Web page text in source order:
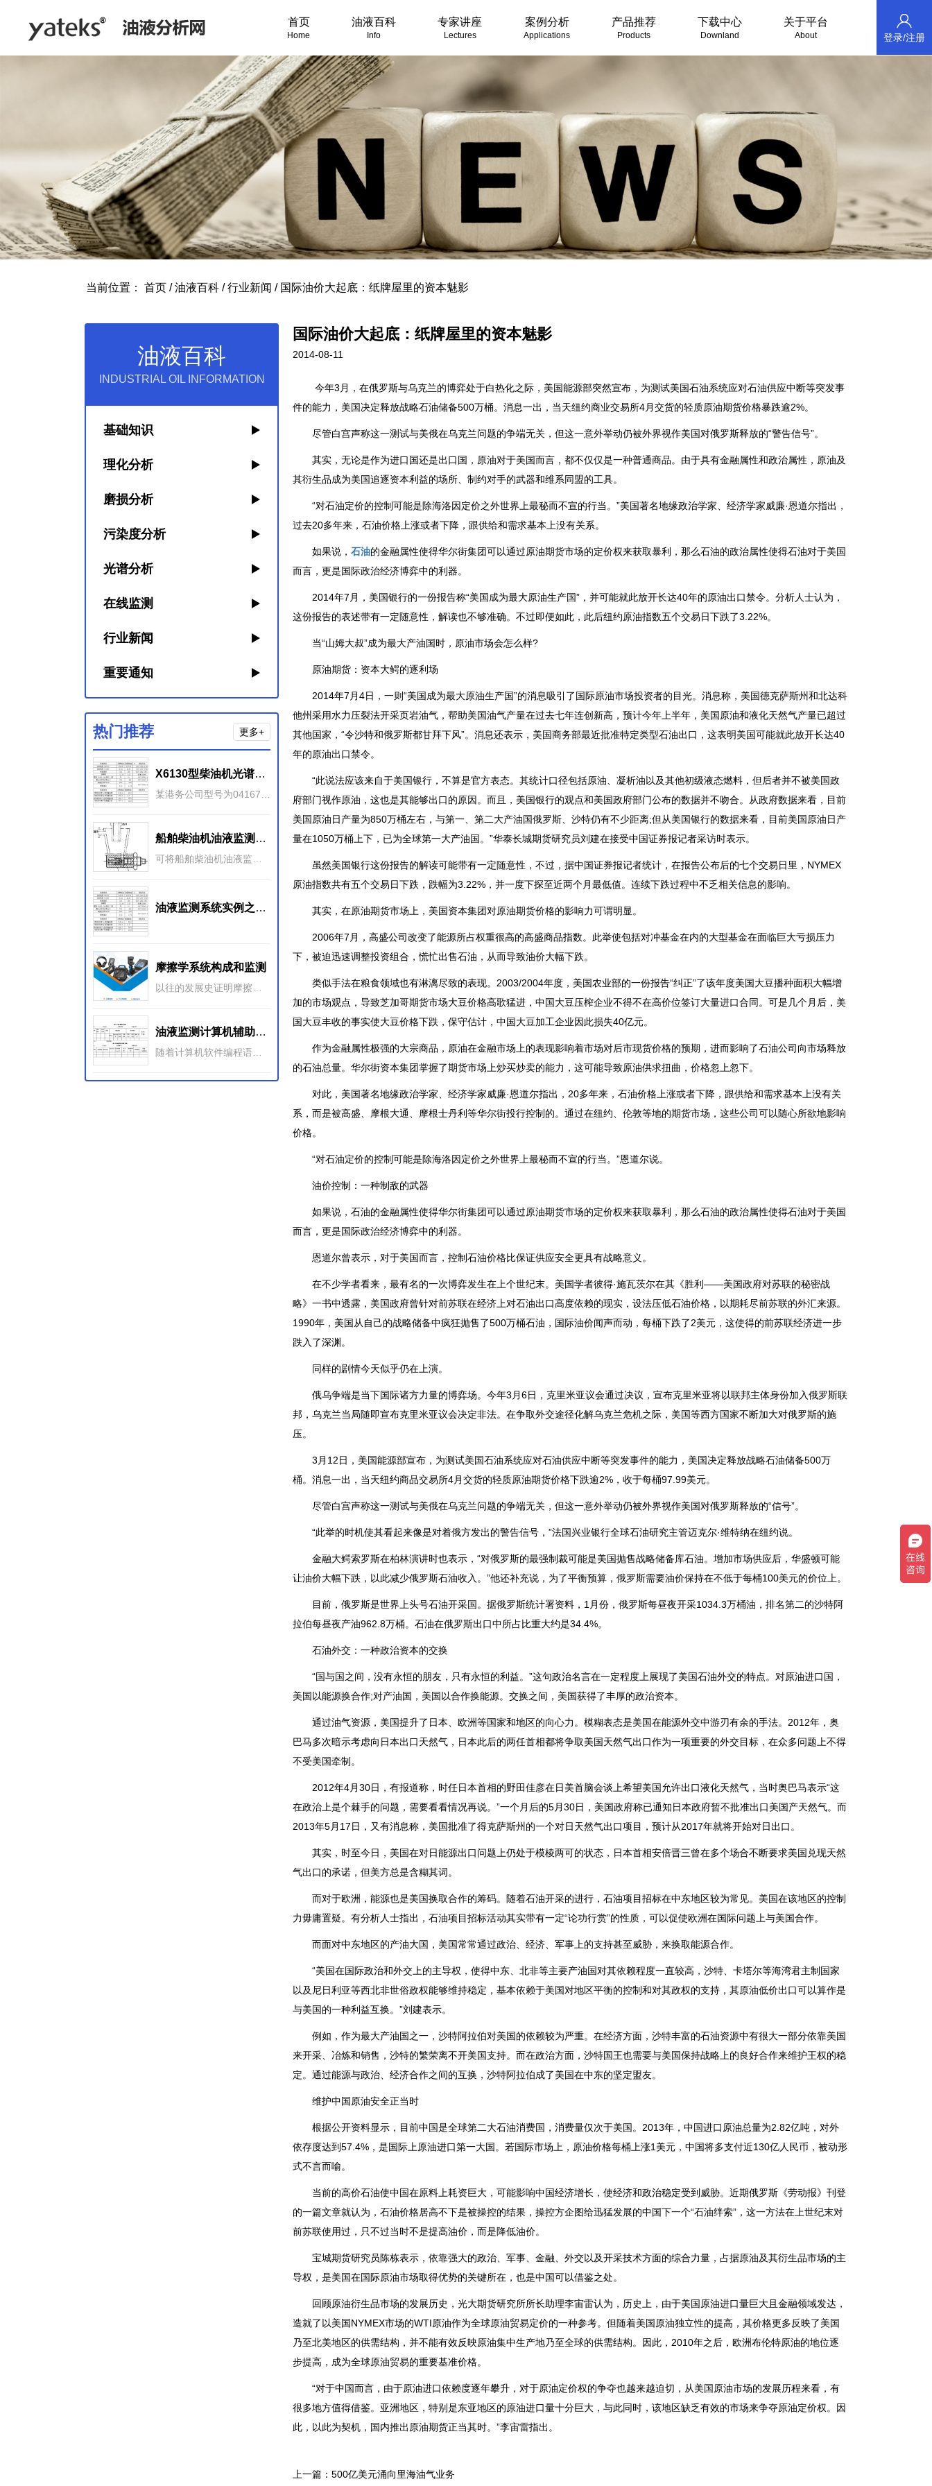
首页
Home
油液百科
Info
专家讲座
Lectures
案例分析
Applications
产品推荐
Products
下载中心
Downland
关于平台
About 登录/注册
当前位置： 首页 / 油液百科 / 行业新闻 / 国际油价大起底：纸牌屋里的资本魅影
油液百科
INDUSTRIAL OIL INFORMATION
基础知识
理化分析
磨损分析
污染度分析
光谱分析
在线监测
行业新闻
重要通知
热门推荐 更多+
X6130型柴油机光谱、铁谱和理化分析监测
船舶柴油机油液监测的数据来源
油液监测系统实例之诊断船舶柴油机轴瓦异常磨损
摩擦学系统构成和监测
油液监测计算机辅助系统
国际油价大起底：纸牌屋里的资本魅影
2014-08-11
今年3月，在俄罗斯与乌克兰的博弈处于白热化之际，美国能源部突然宣布，为测试美国石油系统应对石油供应中断等突发事
件的能力，美国决定释放战略石油储备500万桶。消息一出，当天纽约商业交易所4月交货的轻质原油期货价格暴跌逾2%。
尽管白宫声称这一测试与美俄在乌克兰问题的争端无关，但这一意外举动仍被外界视作美国对俄罗斯释放的“警告信号”。
其实，无论是作为进口国还是出口国，原油对于美国而言，都不仅仅是一种普通商品。由于具有金融属性和政治属性，原油及
其衍生品成为美国追逐资本利益的场所、制约对手的武器和维系同盟的工具。
“对石油定价的控制可能是除海洛因定价之外世界上最秘而不宣的行当。”美国著名地缘政治学家、经济学家威廉·恩道尔指出，
过去20多年来，石油价格上涨或者下降，跟供给和需求基本上没有关系。
如果说， 石油的金融属性使得华尔街集团可以通过原油期货市场的定价权来获取暴利，那么石油的政治属性使得石油对于美国
而言，更是国际政治经济博弈中的利器。
2014年7月，美国银行的一份报告称“美国成为最大原油生产国”，并可能就此放开长达40年的原油出口禁令。分析人士认为，
这份报告的表述带有一定随意性，解读也不够准确。不过即便如此，此后纽约原油指数五个交易日下跌了3.22%。
当“山姆大叔”成为最大产油国时，原油市场会怎么样?
原油期货：资本大鳄的逐利场
2014年7月4日，一则“美国成为最大原油生产国”的消息吸引了国际原油市场投资者的目光。消息称，美国德克萨斯州和北达科
他州采用水力压裂法开采页岩油气，帮助美国油气产量在过去七年连创新高，预计今年上半年，美国原油和液化天然气产量已超过
其他国家，“令沙特和俄罗斯都甘拜下风”。消息还表示，美国商务部最近批准特定类型石油出口，这表明美国可能就此放开长达40
年的原油出口禁令。
“此说法应该来自于美国银行，不算是官方表态。其统计口径包括原油、凝析油以及其他初级液态燃料，但后者并不被美国政
府部门视作原油，这也是其能够出口的原因。而且，美国银行的观点和美国政府部门公布的数据并不吻合。从政府数据来看，目前
美国原油日产量为850万桶左右，与第一、第二大产油国俄罗斯、沙特仍有不少距离;但从美国银行的数据来看，目前美国原油日产
量在1050万桶上下，已为全球第一大产油国。”华泰长城期货研究员刘建在接受中国证券报记者采访时表示。
虽然美国银行这份报告的解读可能带有一定随意性，不过，据中国证券报记者统计，在报告公布后的七个交易日里，NYMEX
原油指数共有五个交易日下跌，跌幅为3.22%，并一度下探至近两个月最低值。连续下跌过程中不乏相关信息的影响。
其实，在原油期货市场上，美国资本集团对原油期货价格的影响力可谓明显。
2006年7月，高盛公司改变了能源所占权重很高的高盛商品指数。此举使包括对冲基金在内的大型基金在面临巨大亏损压力
下，被迫迅速调整投资组合，慌忙出售石油，从而导致油价大幅下跌。
类似手法在粮食领域也有淋漓尽致的表现。2003/2004年度，美国农业部的一份报告“纠正”了该年度美国大豆播种面积大幅增
加的市场观点，导致芝加哥期货市场大豆价格高歌猛进，中国大豆压榨企业不得不在高价位签订大量进口合同。可是几个月后，美
国大豆丰收的事实使大豆价格下跌，保守估计，中国大豆加工企业因此损失40亿元。
作为金融属性极强的大宗商品，原油在金融市场上的表现影响着市场对后市现货价格的预期，进而影响了石油公司向市场释放
的石油总量。华尔街资本集团掌握了期货市场上炒买炒卖的能力，这可能导致原油供求扭曲，价格忽上忽下。
对此，美国著名地缘政治学家、经济学家威廉·恩道尔指出，20多年来，石油价格上涨或者下降，跟供给和需求基本上没有关
系，而是被高盛、摩根大通、摩根士丹利等华尔街投行控制的。通过在纽约、伦敦等地的期货市场，这些公司可以随心所欲地影响
价格。
“对石油定价的控制可能是除海洛因定价之外世界上最秘而不宣的行当。”恩道尔说。
油价控制：一种制敌的武器
如果说，石油的金融属性使得华尔街集团可以通过原油期货市场的定价权来获取暴利，那么石油的政治属性使得石油对于美国
而言，更是国际政治经济博弈中的利器。
恩道尔曾表示，对于美国而言，控制石油价格比保证供应安全更具有战略意义。
在不少学者看来，最有名的一次博弈发生在上个世纪末。美国学者彼得·施瓦茨尔在其《胜利——美国政府对苏联的秘密战
略》一书中透露，美国政府曾针对前苏联在经济上对石油出口高度依赖的现实，设法压低石油价格，以期耗尽前苏联的外汇来源。
1990年，美国从自己的战略储备中疯狂抛售了500万桶石油，国际油价闻声而动，每桶下跌了2美元，这使得的前苏联经济进一步
跌入了深渊。
同样的剧情今天似乎仍在上演。
俄乌争端是当下国际诸方力量的博弈场。今年3月6日，克里米亚议会通过决议，宣布克里米亚将以联邦主体身份加入俄罗斯联
邦，乌克兰当局随即宣布克里米亚议会决定非法。在争取外交途径化解乌克兰危机之际，美国等西方国家不断加大对俄罗斯的施
压。
3月12日，美国能源部宣布，为测试美国石油系统应对石油供应中断等突发事件的能力，美国决定释放战略石油储备500万
桶。消息一出，当天纽约商品交易所4月交货的轻质原油期货价格下跌逾2%，收于每桶97.99美元。
尽管白宫声称这一测试与美俄在乌克兰问题的争端无关，但这一意外举动仍被外界视作美国对俄罗斯释放的“信号”。
“此举的时机使其看起来像是对着俄方发出的警告信号，”法国兴业银行全球石油研究主管迈克尔·维特纳在纽约说。
金融大鳄索罗斯在柏林演讲时也表示，“对俄罗斯的最强制裁可能是美国抛售战略储备库石油。增加市场供应后，华盛顿可能
让油价大幅下跌，以此减少俄罗斯石油收入。”他还补充说，为了平衡预算，俄罗斯需要油价保持在不低于每桶100美元的价位上。
目前，俄罗斯是世界上头号石油开采国。据俄罗斯统计署资料，1月份，俄罗斯每昼夜开采1034.3万桶油，排名第二的沙特阿
拉伯每昼夜产油962.8万桶。石油在俄罗斯出口中所占比重大约是34.4%。
石油外交：一种政治资本的交换
“国与国之间，没有永恒的朋友，只有永恒的利益。”这句政治名言在一定程度上展现了美国石油外交的特点。对原油进口国，
美国以能源换合作;对产油国，美国以合作换能源。交换之间，美国获得了丰厚的政治资本。
通过油气资源，美国提升了日本、欧洲等国家和地区的向心力。模糊表态是美国在能源外交中游刃有余的手法。2012年，奥
巴马多次暗示考虑向日本出口天然气，日本此后的两任首相都将争取美国天然气出口作为一项重要的外交目标，在众多问题上不得
不受美国牵制。
2012年4月30日，有报道称，时任日本首相的野田佳彦在日美首脑会谈上希望美国允许出口液化天然气，当时奥巴马表示“这
在政治上是个棘手的问题，需要看看情况再说。”一个月后的5月30日，美国政府称已通知日本政府暂不批准出口美国产天然气。而
2013年5月17日，又有消息称，美国批准了得克萨斯州的一个对日天然气出口项目，预计从2017年就将开始对日出口。
其实，时至今日，美国在对日能源出口问题上仍处于模棱两可的状态，日本首相安倍晋三曾在多个场合不断要求美国兑现天然
气出口的承诺，但美方总是含糊其词。
而对于欧洲，能源也是美国换取合作的筹码。随着石油开采的进行，石油项目招标在中东地区较为常见。美国在该地区的控制
力毋庸置疑。有分析人士指出，石油项目招标活动其实带有一定“论功行赏”的性质，可以促使欧洲在国际问题上与美国合作。
而面对中东地区的产油大国，美国常常通过政治、经济、军事上的支持甚至威胁，来换取能源合作。
“美国在国际政治和外交上的主导权，使得中东、北非等主要产油国对其依赖程度一直较高，沙特、卡塔尔等海湾君主制国家
以及尼日利亚等西北非世俗政权能够维持稳定，基本依赖于美国对地区平衡的控制和对其政权的支持，其原油低价出口可以算作是
与美国的一种利益互换。”刘建表示。
例如，作为最大产油国之一，沙特阿拉伯对美国的依赖较为严重。在经济方面，沙特丰富的石油资源中有很大一部分依靠美国
来开采、冶炼和销售，沙特的繁荣离不开美国支持。而在政治方面，沙特国王也需要与美国保持战略上的良好合作来维护王权的稳
定。通过能源与政治、经济合作之间的互换，沙特阿拉伯成了美国在中东的坚定盟友。
维护中国原油安全正当时
根据公开资料显示，目前中国是全球第二大石油消费国，消费量仅次于美国。2013年，中国进口原油总量为2.82亿吨，对外
依存度达到57.4%，是国际上原油进口第一大国。若国际市场上，原油价格每桶上涨1美元，中国将多支付近130亿人民币，被动形
式不言而喻。
当前的高价石油使中国在原料上耗资巨大，可能影响中国经济增长，使经济和政治稳定受到威胁。近期俄罗斯《劳动报》刊登
的一篇文章就认为，石油价格居高不下是被操控的结果，操控方企图给迅猛发展的中国下一个“石油绊索”，这一方法在上世纪末对
前苏联使用过，只不过当时不是提高油价，而是降低油价。
宝城期货研究员陈栋表示，依靠强大的政治、军事、金融、外交以及开采技术方面的综合力量，占据原油及其衍生品市场的主
导权，是美国在国际原油市场取得优势的关键所在，也是中国可以借鉴之处。
回顾原油衍生品市场的发展历史，光大期货研究所所长助理李宙雷认为，历史上，由于美国原油进口量巨大且金融领域发达，
造就了以美国NYMEX市场的WTI原油作为全球原油贸易定价的一种参考。但随着美国原油独立性的提高，其价格更多反映了美国
乃至北美地区的供需结构，并不能有效反映原油集中生产地乃至全球的供需结构。因此，2010年之后，欧洲布伦特原油的地位逐
步提高，成为全球原油贸易的重要基准价格。
“对于中国而言，由于原油进口依赖度逐年攀升，对于原油定价权的争夺也越来越迫切，从美国原油市场的发展历程来看，有
很多地方值得借鉴。亚洲地区，特别是东亚地区的原油进口量十分巨大，与此同时，该地区缺乏有效的市场来争夺原油定价权。因
此，以此为契机，国内推出原油期货正当其时。”李宙雷指出。
上一篇：500亿美元涌向里海油气业务